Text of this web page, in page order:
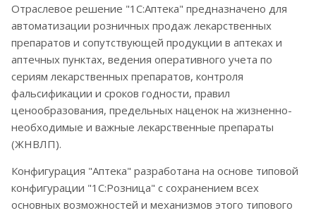
Отраслевое решение "1С:Аптека" предназначено для
автоматизации розничных продаж лекарственных
препаратов и сопутствующей продукции в аптеках и
аптечных пунктах, ведения оперативного учета по
сериям лекарственных препаратов, контроля
фальсификации и сроков годности, правил
ценообразования, предельных наценок на жизненно-
необходимые и важные лекарственные препараты
(ЖНВЛП).
Конфигурация "Аптека" разработана на основе типовой
конфигурации "1С:Розница" с сохранением всех
основных возможностей и механизмов этого типового